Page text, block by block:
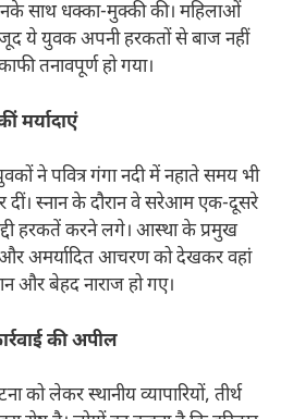
साथ धक्का-मुक्की की। महिलाओं
ये युवक अपनी हरकतों से बाज नहीं
तनावपूर्ण हो गया।
मर्यादाएं
ने पवित्र गंगा नदी में नहाते समय भी
दीं। स्नान के दौरान वे सरेआम एक-दूसरे
हरकतें करने लगे। आस्था के प्रमुख
अमर्यादित आचरण को देखकर वहां
और बेहद नाराज हो गए।
की अपील
को लेकर स्थानीय व्यापारियों, तीर्थ